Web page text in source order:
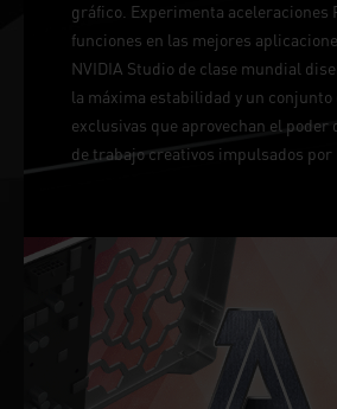
gráfico. Experimenta aceleraciones
funciones en las mejores
NVIDIA Studio de clase mundial
la máxima estabilidad y un
exclusivas que aprovechan el poder
de trabajo creativos impulsados por